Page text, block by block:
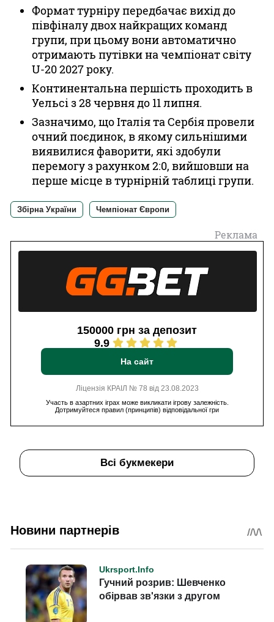
Формат турніру передбачає вихід до
півфіналу двох найкращих команд
групи, при цьому вони автоматично
отримають путівки на чемпіонат світу
U-20 2027 року.
Континентальна першість проходить в
Уельсі з 28 червня до 11 липня.
Зазначимо, що Італія та Сербія провели
очний поєдинок, в якому сильнішими
виявилися фаворити, які здобули
перемогу з рахунком 2:0, вийшовши на
перше місце в турнірній таблиці групи.
Збірна України Чемпіонат Європи
Реклама
150000 грн за депозит
9.9
На сайт
Ліцензія КРАІЛ № 78 від 23.08.2023
Участь в азартних іграх може викликати ігрову залежність.
Дотримуйтеся правил (принципів) відповідальної гри
Всі букмекери